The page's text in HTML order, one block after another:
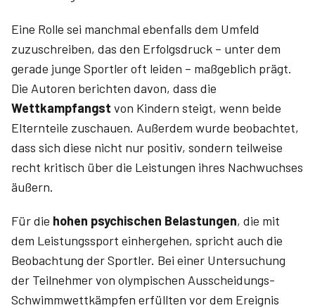
Eine Rolle sei manchmal ebenfalls dem Umfeld
zuzuschreiben, das den Erfolgsdruck – unter dem
gerade junge Sportler oft leiden – maßgeblich prägt.
Die Autoren berichten davon, dass die
Wettkampfangst von Kindern steigt, wenn beide
Elternteile zuschauen. Außerdem wurde beobachtet,
dass sich diese nicht nur positiv, sondern teilweise
recht kritisch über die Leistungen ihres Nachwuchses
äußern.
Für die hohen psychischen Belas­tungen, die mit
dem Leistungssport einhergehen, spricht auch die
Beob­achtung der Sportler. Bei einer Untersuchung
der Teilnehmer von olympischen Ausscheidungs-
Schwimmwettkämpfen erfüllten vor dem Ereignis